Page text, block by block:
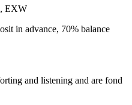
EXW
in advance, 70% balance
and listening and are fond